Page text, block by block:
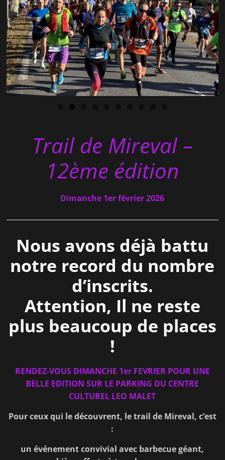
Trail de Mireval –
12ème édition
Dimanche 1er février 2026
Nous avons déjà battu
notre record du nombre
d’inscrits.
Attention, Il ne reste
plus beaucoup de places
!
RENDEZ-VOUS DIMANCHE 1er FEVRIER POUR UNE
BELLE EDITION SUR LE PARKING DU CENTRE
CULTUREL LEO MALET
Pour ceux qui le découvrent, le trail de Mireval, c’est
:
un événement convivial avec barbecue géant,